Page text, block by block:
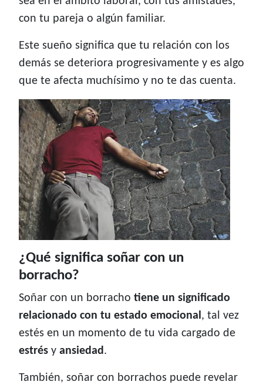
con tu pareja o algún familiar.
Este sueño significa que tu relación con los
demás se deteriora progresivamente y es algo
que te afecta muchísimo y no te das cuenta.
¿Qué significa soñar con un
borracho?
Soñar con un borracho tiene un significado
relacionado con tu estado emocional, tal vez
estés en un momento de tu vida cargado de
estrés y ansiedad.
También, soñar con borrachos puede revelar